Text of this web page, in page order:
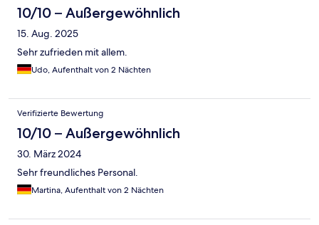
10/10 – Außergewöhnlich
15. Aug. 2025
Sehr zufrieden mit allem.
Udo, Aufenthalt von 2 Nächten
Verifizierte Bewertung
10/10 – Außergewöhnlich
30. März 2024
Sehr freundliches Personal.
Martina, Aufenthalt von 2 Nächten